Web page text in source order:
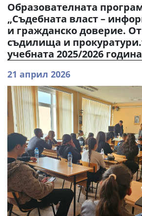
Образователната
„Съдебната власт –
и гражданско доверие.
съдилища и
учебната 2025/2026 година
21 април 2026